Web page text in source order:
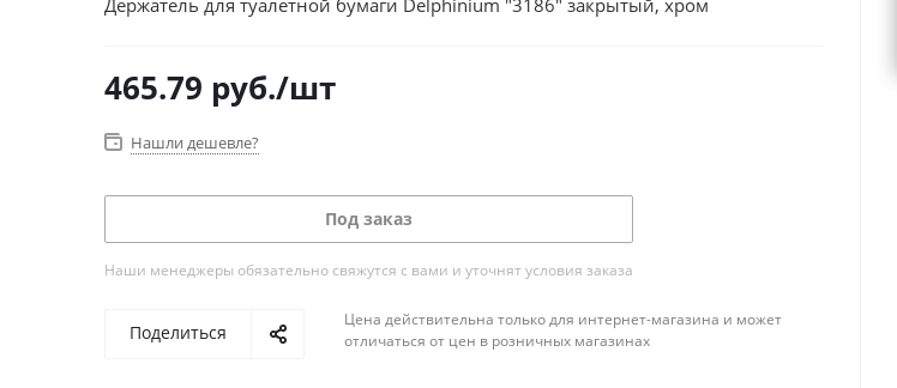
Держатель для туалетной бумаги Delphinium "3186" закрытый, хром
465.79 руб./шт
Нашли дешевле?
Под заказ
Наши менеджеры обязательно свяжутся с вами и уточнят условия заказа
Поделиться
Цена действительна только для интернет-магазина и может
отличаться от цен в розничных магазинах